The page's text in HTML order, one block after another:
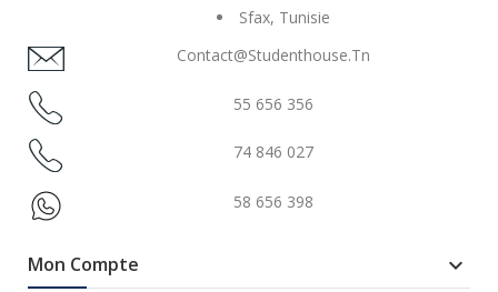
Sfax, Tunisie
Contact@studenthouse.tn
55 656 356
74 846 027
58 656 398
Mon Compte 